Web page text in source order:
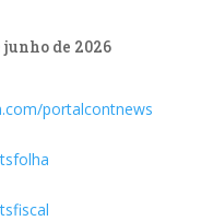
junho de 2026
portalcontnews